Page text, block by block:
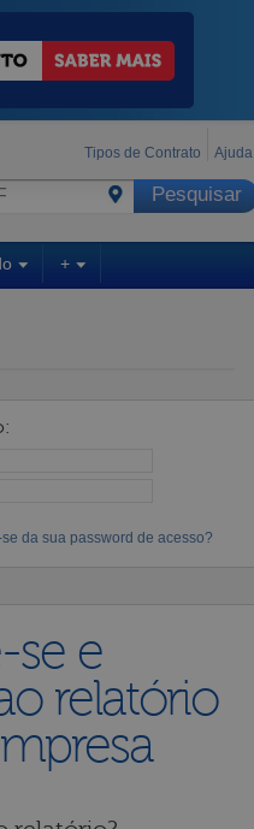
Tipos de Contrato Ajuda
+
se da sua password de acesso?
se e
relatório